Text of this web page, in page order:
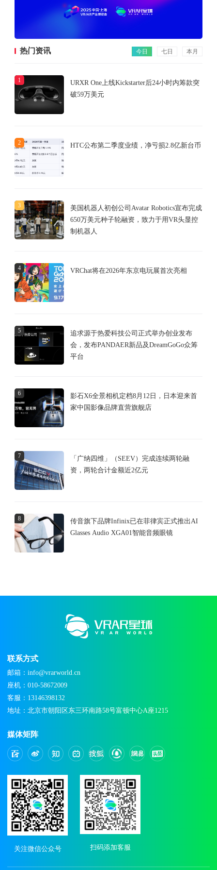
热门资讯 今日 七日 本月
1
URXR One上线Kickstarter后24小时内筹款突
破59万美元
2 HTC公布第二季度业绩，净亏损2.8亿新台币
3
美国机器人初创公司Avatar Robotics宣布完成
650万美元种子轮融资，致力于用VR头显控
制机器人
4 VRChat将在2026年东京电玩展首次亮相
5
追求源于热爱科技公司正式举办创业发布
会，发布PANDAER新品及DreamGoGo众筹
平台
6
影石X6全景相机定档8月12日，日本迎来首
家中国影像品牌直营旗舰店
7
「广纳四维」（SEEV）完成连续两轮融
资，两轮合计金额近2亿元
8
传音旗下品牌Infinix已在菲律宾正式推出AI
Glasses Audio XGA01智能音频眼镜
联系方式
邮箱：info@vrarworld.cn
座机：010-58672009
客服：13146398132
地址：北京市朝阳区东三环南路58号富顿中心A座1215
媒体矩阵
关注微信公众号 扫码添加客服